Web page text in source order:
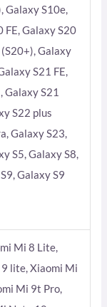
Galaxy S10e,
FE, Galaxy S20
Galaxy
S21 FE,
Galaxy S21
S22 plus
Galaxy S23,
S5, Galaxy S8,
Galaxy S9
Mi 8 Lite,
lite, Xiaomi Mi
Mi 9t Pro,